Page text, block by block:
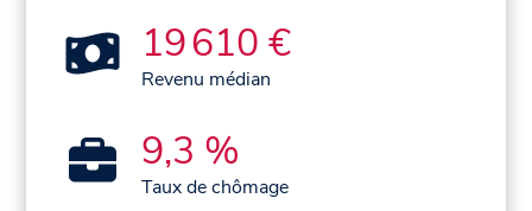
19 610 €
Revenu médian
9,3 %
Taux de chômage